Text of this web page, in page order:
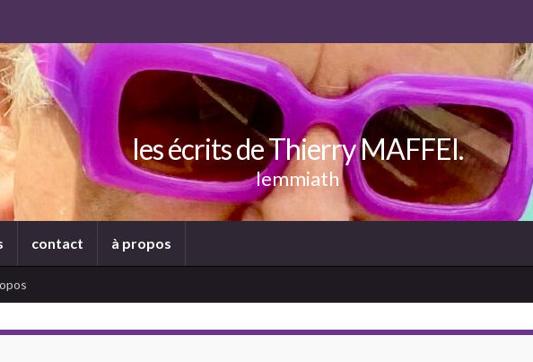
les écrits de Thierry MAFFEI.
lemmiath
contact à propos